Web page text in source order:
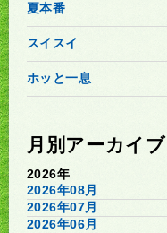
夏本番
スイスイ
ホッと一息
月別アーカイブ
2026年
2026年08月
2026年07月
2026年06月